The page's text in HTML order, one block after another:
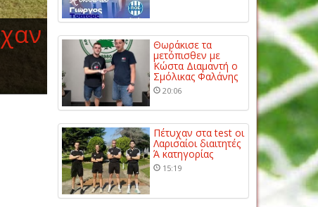
Θωράκισε τα
μετόπισθεν με
Κώστα Διαμαντή ο
Σμόλικας Φαλάνης
20:06
Πέτυχαν στα test οι
Λαρισαίοι διαιτητές
Ά κατηγορίας
15:19